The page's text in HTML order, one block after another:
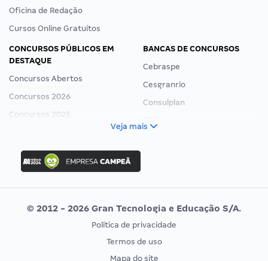
Oficina de Redação
Cursos Online Gratuitos
CONCURSOS PÚBLICOS EM
DESTAQUE
Concursos Abertos
Concursos 2026
Concursos 2025
Concurso Ibama
Concurso MPU
Editais publicados
BANCAS DE CONCURSOS
Cebraspe
Cesgranrio
Consulplan
Vunesp
CONCURSOS POR PROFISSÃO
EXAME DE ORDEM
Veja mais
© 2012 - 2026 Gran Tecnologia e Educação S/A.
Política de privacidade
Termos de uso
Mapa do site